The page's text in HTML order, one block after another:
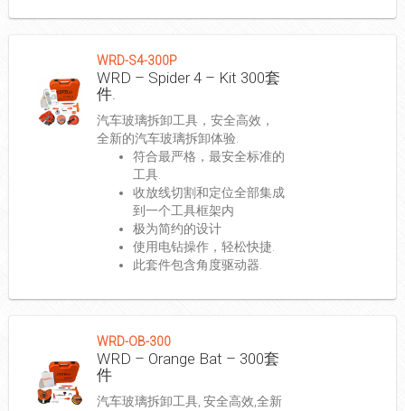
WRD-S4-300P
WRD – Spider 4 – Kit 300套
件.
汽车玻璃拆卸工具，安全高效，
全新的汽车玻璃拆卸体验.
符合最严格，最安全标准的
工具.
收放线切割和定位全部集成
到一个工具框架内
极为简约的设计
使用电钻操作，轻松快捷.
此套件包含角度驱动器.
WRD-OB-300
WRD – Orange Bat – 300套
件
汽车玻璃拆卸工具, 安全高效,全新